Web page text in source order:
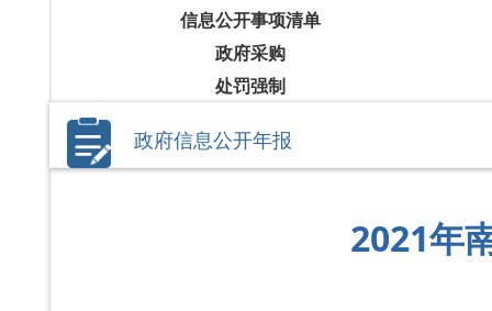
信息公开事项清单
政府采购
处罚强制
政府信息公开年报
2021年